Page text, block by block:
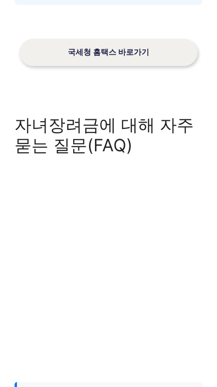
국세청 홈택스 바로가기
자녀장려금에 대해 자주
묻는 질문(FAQ)